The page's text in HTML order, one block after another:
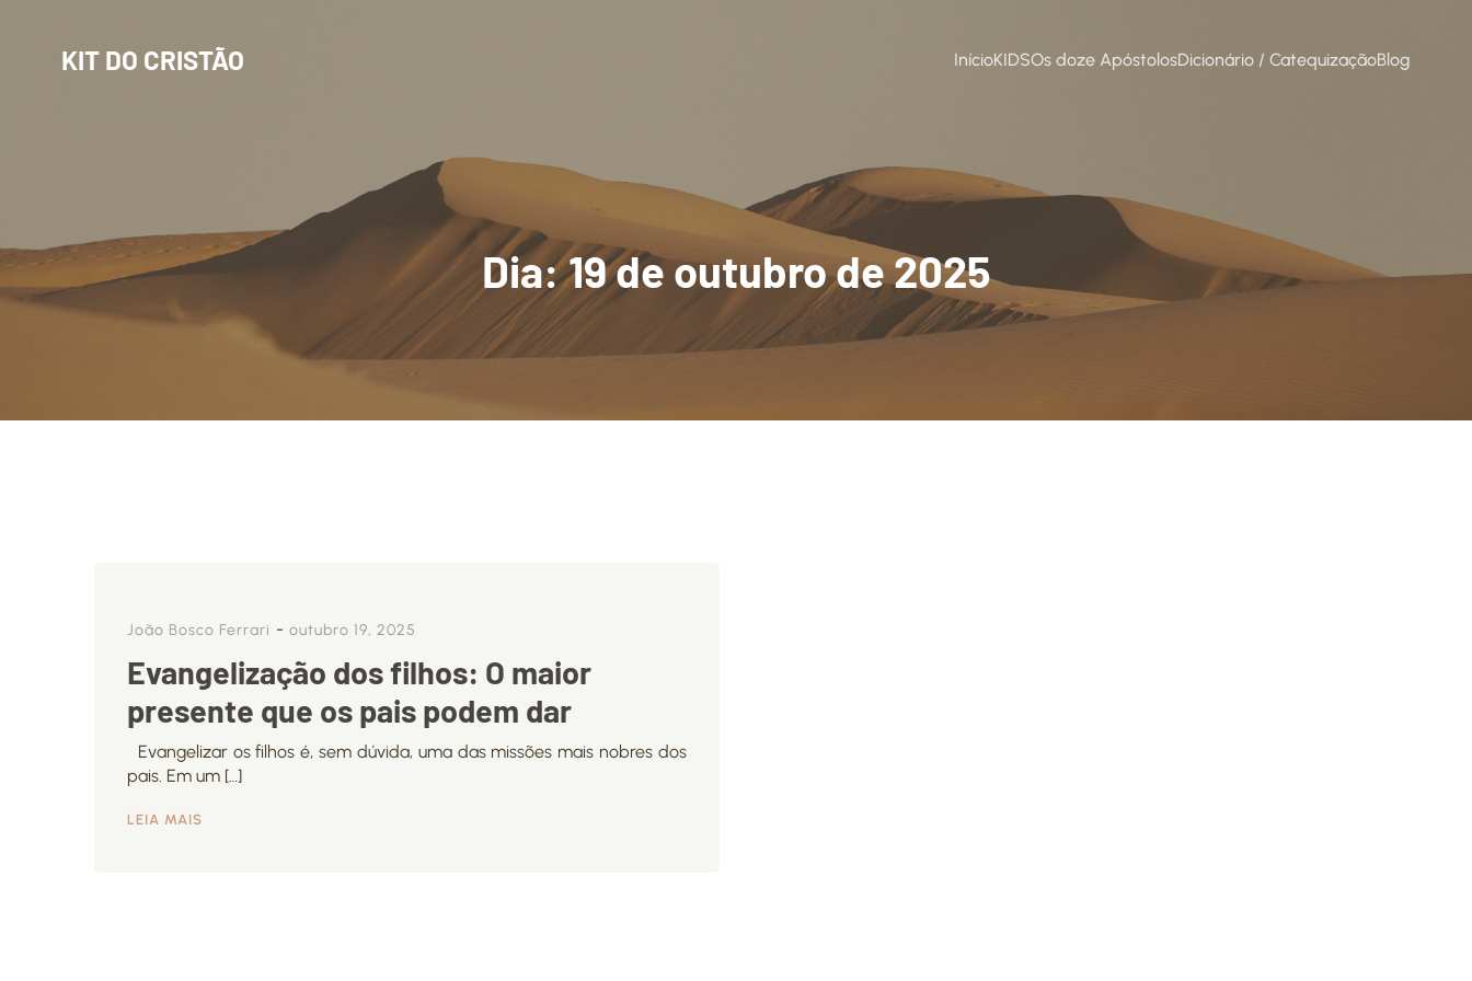
conteúdoKIT DO CRISTÃO InícioKIDSOs doze ApóstolosDicionário / CatequizaçãoBlog
Dia:19 de outubro de 2025
João Bosco Ferrari - outubro 19, 2025
Evangelização dos filhos: O maior
presente que os pais podem dar
Evangelizar os filhos é, sem dúvida, uma das missões mais nobres dos
pais. Em um […]
LEIA MAIS